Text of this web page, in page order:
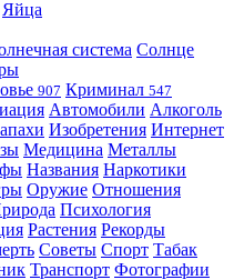
Яйца
система Солнце
907 Криминал 547
Автомобили Алкоголь
Изобретения Интернет
Медицина Металлы
Названия Наркотики
Оружие Отношения
Психология
Растения Рекорды
Советы Спорт Табак
Транспорт Фотографии